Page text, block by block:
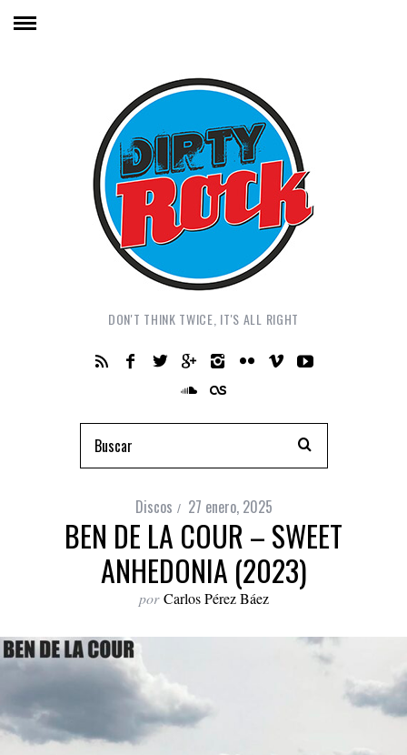
DON'T THINK TWICE, IT'S ALL RIGHT
Discos 27 enero, 2025
BEN DE LA COUR – SWEET
ANHEDONIA (2023)
por Carlos Pérez Báez